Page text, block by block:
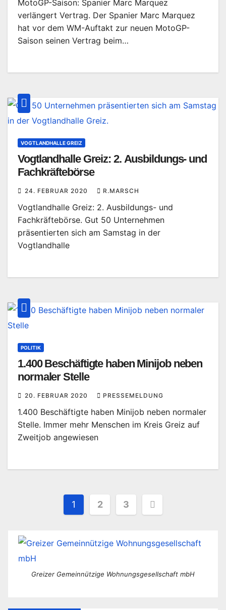
MotoGP-Saison: Spanier Marc Marquez
verlängert Vertrag. Der Spanier Marc Marquez
hat vor dem WM-Auftakt zur neuen MotoGP-
Saison seinen Vertrag beim…
VOGTLANDHALLE GREIZ
Vogtlandhalle Greiz: 2. Ausbildungs- und
Fachkräftebörse
24. FEBRUAR 2020 R.MARSCH
Vogtlandhalle Greiz: 2. Ausbildungs- und
Fachkräftebörse. Gut 50 Unternehmen
präsentierten sich am Samstag in der
Vogtlandhalle
POLITIK
1.400 Beschäftigte haben Minijob neben
normaler Stelle
20. FEBRUAR 2020 PRESSEMELDUNG
1.400 Beschäftigte haben Minijob neben normaler
Stelle. Immer mehr Menschen im Kreis Greiz auf
Zweitjob angewiesen
Seitennummerierung
Beiträge
1 2 3
Greizer Gemeinnützige Wohnungsgesellschaft mbH